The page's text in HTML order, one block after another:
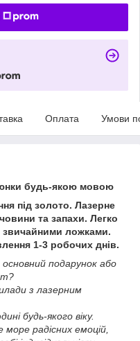
Оплата Умови
будь-якою мовою
під золото. Лазерне
та запахи. Легко
звичайними ложками.
1-3 робочих днів.
подарунок або
з лазерним
будь-якого віку.
радісних емоцій,